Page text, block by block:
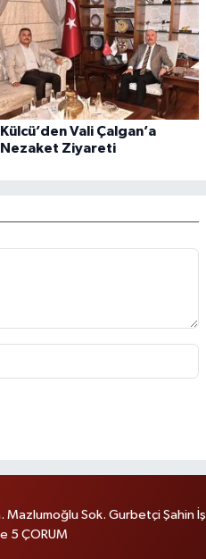
Külcü’den Vali Çalgan’a
Nezaket Ziyareti
Mazlumoğlu Sok. Gurbetçi Şahin İş
5 ÇORUM